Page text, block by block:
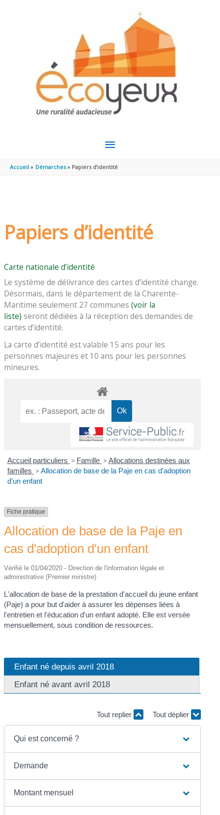
MENU
PRINCIPAL
Accueil Démarches Papiers d’identité
Papiers d’identité
Carte nationale d’identité
Le système de délivrance des cartes d’identité change.
Désormais, dans le département de la Charente-
Maritime seulement 27 communes(voir la
liste) seront dédiées à la réception des demandes de
cartes d’identité.
La carte d’identité est valable 15 ans pour les
personnes majeures et 10 ans pour les personnes
mineures.
Accueil particuliers > Famille > Allocations destinées aux
familles > Allocation de base de la Paje en cas d'adoption
d'un enfant
Fiche pratique
Allocation de base de la Paje en
cas d'adoption d'un enfant
Vérifié le 01/04/2020 - Direction de l'information légale et
administrative (Premier ministre)
L'allocation de base de la prestation d'accueil du jeune enfant
(Paje) a pour but d'aider à assurer les dépenses liées à
l'entretien et l'éducation d'un enfant adopté. Elle est versée
mensuellement, sous condition de ressources.
Enfant né depuis avril 2018
Enfant né avant avril 2018
Tout replier Tout déplier
Qui est concerné ?
Demande
Montant mensuel